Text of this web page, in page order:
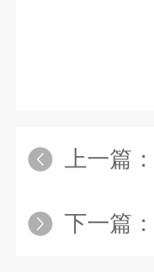
上一篇：
下一篇：